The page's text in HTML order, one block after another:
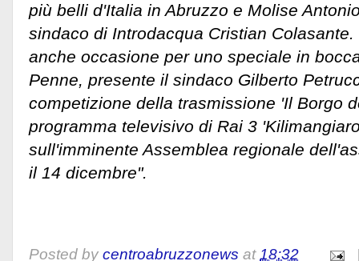
più belli d'Italia in Abruzzo e Molise
sindaco di Introdacqua Cristian
anche occasione per uno speciale in
Penne, presente il sindaco Gilberto
competizione della trasmissione 'Il Borgo
programma televisivo di Rai 3
sull'imminente Assemblea regionale
il 14 dicembre".
Posted by centroabruzzonews at18:32